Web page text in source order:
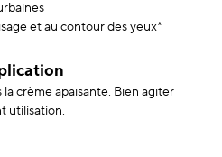
et au contour des yeux*
crème apaisante. Bien agiter
utilisation.